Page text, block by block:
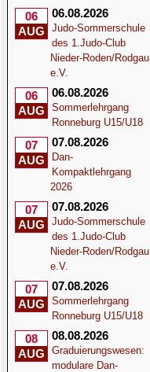
06
AUG
06.08.2026
Judo-Sommerschule
des 1.Judo-Club
Nieder-Roden/Rodgau
e.V.
06
AUG
06.08.2026
Sommerlehrgang
Ronneburg U15/U18
07
AUG
07.08.2026
Dan-
Kompaktlehrgang
2026
07
AUG
07.08.2026
Judo-Sommerschule
des 1.Judo-Club
Nieder-Roden/Rodgau
e.V.
07
AUG
07.08.2026
Sommerlehrgang
Ronneburg U15/U18
08
AUG
08.08.2026
Graduierungswesen:
modulare Dan-